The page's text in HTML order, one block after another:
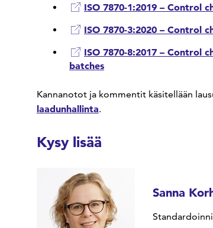
ISO 7870-1:2019 – Control
ISO 7870-3:2020 – Control
ISO 7870-8:2017 – Control
batches
Kannanotot ja kommentit käsitellään
laadunhallinta.
Kysy lisää
Sanna